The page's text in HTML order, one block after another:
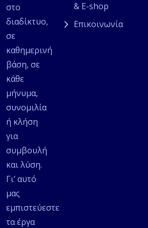
στο
διαδίκτυο,
σε
καθημερινή
βάση, σε
κάθε
μήνυμα,
συνομιλία
ή κλήση
για
συμβουλή
και λύση.
Γι’ αυτό
μας
εμπιστεύεστε
τα έργα
& E-shop
Επικοινωνία